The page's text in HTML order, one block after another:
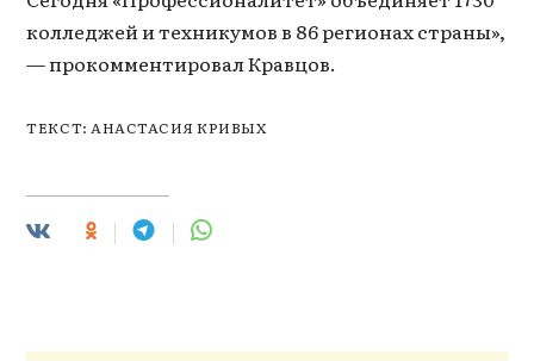
колледжей и техникумов в 86 регионах страны»,
— прокомментировал Кравцов.
ТЕКСТ: АНАСТАСИЯ КРИВЫХ